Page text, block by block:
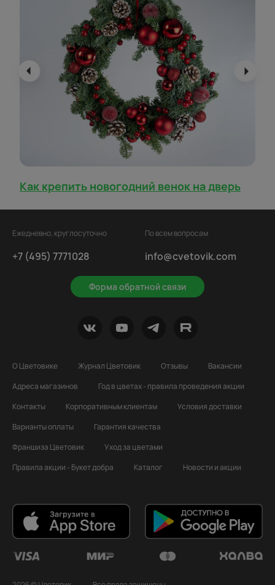
Как крепить новогодний венок на дверь
Ежедневно, круглосуточно
+7 (495) 7771028
Форма обратной связи
По всем вопросам
info@cvetovik.com
О Цветовике Журнал Цветовик Отзывы
Вакансии
Адреса магазинов
Год в цветах - правила проведения акции
Контакты
Корпоративным клиентам
Условия доставки
Варианты оплаты
Гарантия качества
Франшиза Цветовик
Уход за цветами
Правила акции - Букет добра
Каталог Новости и акции